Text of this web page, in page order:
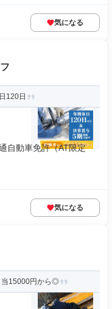
気になる
120日
自動車免許（AT限定
気になる
当15000円から◎